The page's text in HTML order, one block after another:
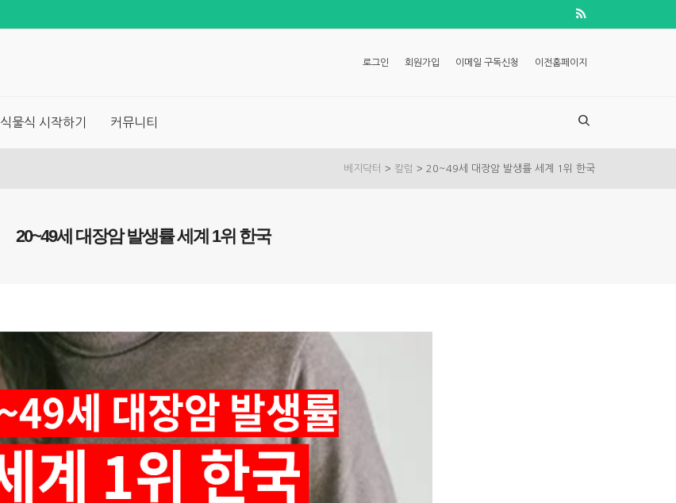
로그인 회원가입 이메일 구독신청 이전홈페이지
식물식 시작하기 커뮤니티
베지닥터 > 칼럼 > 20~49세 대장암 발생률 세계 1위 한국
20~49세 대장암 발생률 세계 1위 한국